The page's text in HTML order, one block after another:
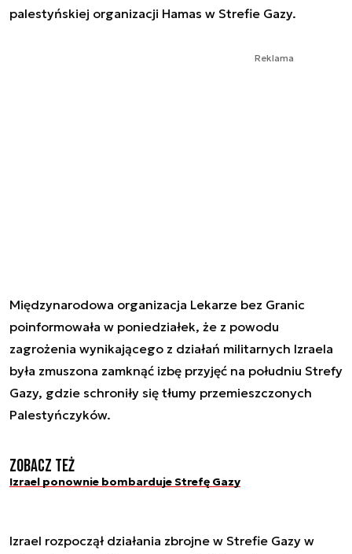
palestyńskiej organizacji Hamas w Strefie Gazy.
Reklama
Międzynarodowa organizacja Lekarze bez Granic
poinformowała w poniedziałek, że z powodu
zagrożenia wynikającego z działań militarnych Izraela
była zmuszona zamknąć izbę przyjęć na południu Strefy
Gazy, gdzie schroniły się tłumy przemieszczonych
Palestyńczyków.
Zobacz też
Izrael ponownie bombarduje Strefę Gazy
Izrael rozpoczął działania zbrojne w Strefie Gazy w